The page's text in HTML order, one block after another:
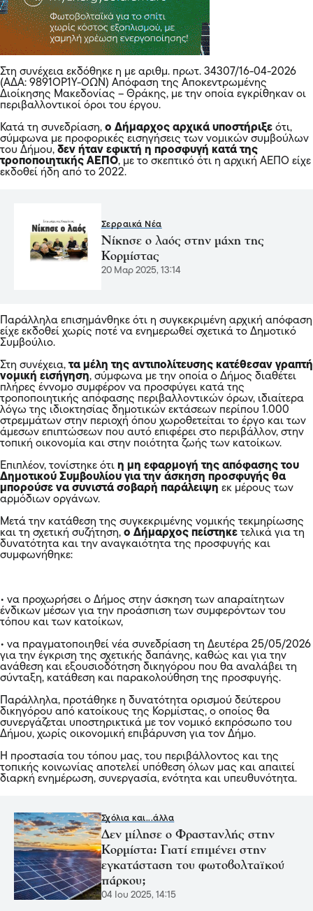
Στη συνέχεια εκδόθηκε η με αριθμ. πρωτ. 34307/16-04-2026
(ΑΔΑ: 9891ΟΡ1Υ-ΟΩΝ) Απόφαση της Αποκεντρωμένης
Διοίκησης Μακεδονίας – Θράκης, με την οποία εγκρίθηκαν οι
περιβαλλοντικοί όροι του έργου.
Κατά τη συνεδρίαση, ο Δήμαρχος αρχικά υποστήριξε ότι,
σύμφωνα με προφορικές εισηγήσεις των νομικών συμβούλων
του Δήμου, δεν ήταν εφικτή η προσφυγή κατά της
τροποποιητικής ΑΕΠΟ, με το σκεπτικό ότι η αρχική ΑΕΠΟ είχε
εκδοθεί ήδη από το 2022.
Σερραικά Νέα
Νίκησε ο λαός στην μάχη της
Κορμίστας
20 Μαρ 2025, 13:14
Παράλληλα επισημάνθηκε ότι η συγκεκριμένη αρχική απόφαση
είχε εκδοθεί χωρίς ποτέ να ενημερωθεί σχετικά το Δημοτικό
Συμβούλιο.
Στη συνέχεια, τα μέλη της αντιπολίτευσης κατέθεσαν γραπτή
νομική εισήγηση, σύμφωνα με την οποία ο Δήμος διαθέτει
πλήρες έννομο συμφέρον να προσφύγει κατά της
τροποποιητικής απόφασης περιβαλλοντικών όρων, ιδιαίτερα
λόγω της ιδιοκτησίας δημοτικών εκτάσεων περίπου 1.000
στρεμμάτων στην περιοχή όπου χωροθετείται το έργο και των
άμεσων επιπτώσεων που αυτό επιφέρει στο περιβάλλον, στην
τοπική οικονομία και στην ποιότητα ζωής των κατοίκων.
Επιπλέον, τονίστηκε ότι η μη εφαρμογή της απόφασης του
Δημοτικού Συμβουλίου για την άσκηση προσφυγής θα
μπορούσε να συνιστά σοβαρή παράλειψη εκ μέρους των
αρμόδιων οργάνων.
Μετά την κατάθεση της συγκεκριμένης νομικής τεκμηρίωσης
και τη σχετική συζήτηση, ο Δήμαρχος πείστηκε τελικά για τη
δυνατότητα και την αναγκαιότητα της προσφυγής και
συμφωνήθηκε:
• να προχωρήσει ο Δήμος στην άσκηση των απαραίτητων
ένδικων μέσων για την προάσπιση των συμφερόντων του
τόπου και των κατοίκων,
• να πραγματοποιηθεί νέα συνεδρίαση τη Δευτέρα 25/05/2026
για την έγκριση της σχετικής δαπάνης, καθώς και για την
ανάθεση και εξουσιοδότηση δικηγόρου που θα αναλάβει τη
σύνταξη, κατάθεση και παρακολούθηση της προσφυγής.
Παράλληλα, προτάθηκε η δυνατότητα ορισμού δεύτερου
δικηγόρου από κατοίκους της Κορμίστας, ο οποίος θα
συνεργάζεται υποστηρικτικά με τον νομικό εκπρόσωπο του
Δήμου, χωρίς οικονομική επιβάρυνση για τον Δήμο.
Η προστασία του τόπου μας, του περιβάλλοντος και της
τοπικής κοινωνίας αποτελεί υπόθεση όλων μας και απαιτεί
διαρκή ενημέρωση, συνεργασία, ενότητα και υπευθυνότητα.
Σχόλια και...άλλα
Δεν μίλησε ο Φραστανλής στην
Κορμίστα: Γιατί επιμένει στην
εγκατάσταση του φωτοβολταϊκού
πάρκου;
04 Ιου 2025, 14:15